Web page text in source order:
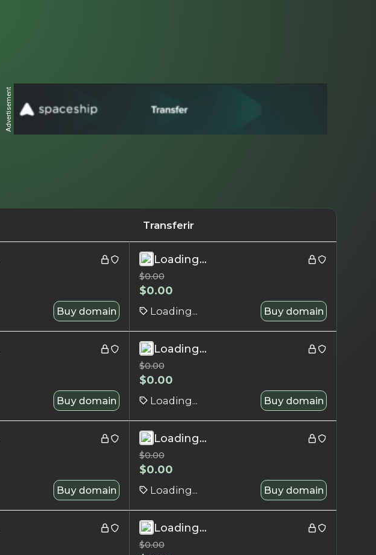
Advertisement
Transferir
Buy domain
Loading...
$0.00
$0.00
Loading... Buy domain
Buy domain
Loading...
$0.00
$0.00
Loading... Buy domain
Buy domain
Loading...
$0.00
$0.00
Loading... Buy domain
Loading...
$0.00